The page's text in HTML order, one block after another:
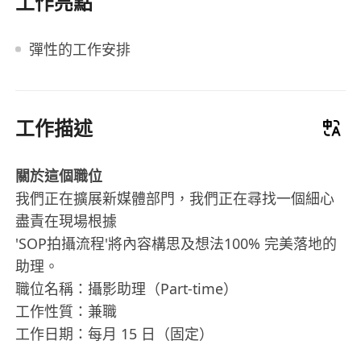
彈性的工作安排
工作描述
關於這個職位
我們正在擴展新媒體部門，我們正在尋找一個細心
盡責在現場根據
'SOP拍攝流程'將內容構思及想法100% 完美落地的
助理。
職位名稱：攝影助理（Part-time）
工作性質：兼職
工作日期：每月 15 日（固定）